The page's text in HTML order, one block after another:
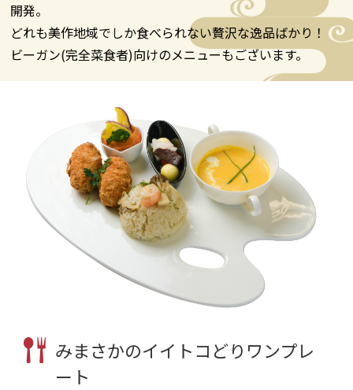
開発。
どれも美作地域でしか食べられない贅沢な逸品ばかり！
ビーガン(完全菜食者)向けのメニューもございます。
みまさかのイイトコどりワンプレ
ート